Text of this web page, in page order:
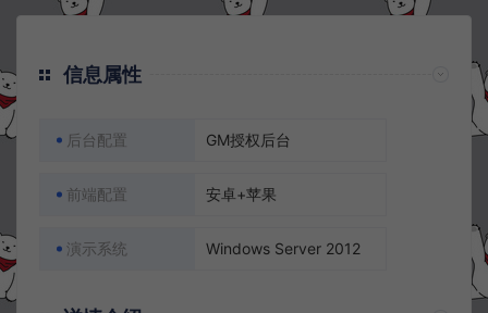
信息属性
后台配置 GM授权后台
前端配置 安卓+苹果
演示系统 Windows Server 2012